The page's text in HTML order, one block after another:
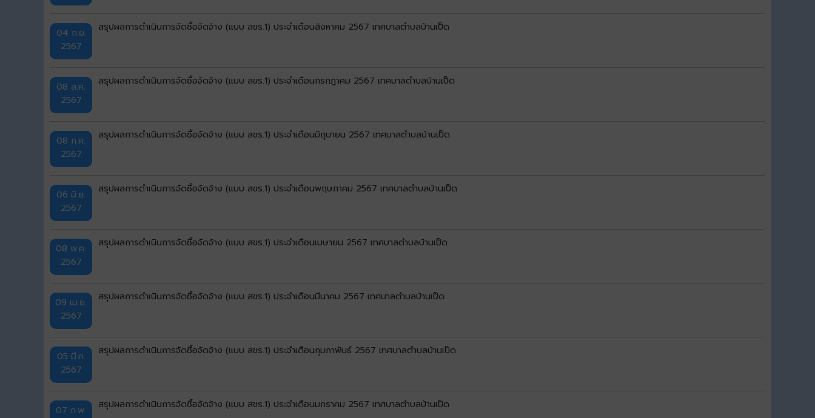
04 ก.ย.
2567
สรุปผลการดำเนินการจัดซื้อจัดจ้าง (แบบ สขร.1) ประจำเดือนสิงหาคม 2567 เทศบาลตำบลบ้านเป็ด
08 ส.ค.
2567
สรุปผลการดำเนินการจัดซื้อจัดจ้าง (แบบ สขร.1) ประจำเดือนกรกฎาคม 2567 เทศบาลตำบลบ้านเป็ด
08 ก.ค.
2567
สรุปผลการดำเนินการจัดซื้อจัดจ้าง (แบบ สขร.1) ประจำเดือนมิถุนายน 2567 เทศบาลตำบลบ้านเป็ด
06 มิ.ย.
2567
สรุปผลการดำเนินการจัดซื้อจัดจ้าง (แบบ สขร.1) ประจำเดือนพฤษภาคม 2567 เทศบาลตำบลบ้านเป็ด
08 พ.ค.
2567
สรุปผลการดำเนินการจัดซื้อจัดจ้าง (แบบ สขร.1) ประจำเดือนเมษายน 2567 เทศบาลตำบลบ้านเป็ด
09 เม.ย.
2567
สรุปผลการดำเนินการจัดซื้อจัดจ้าง (แบบ สขร.1) ประจำเดือนมีนาคม 2567 เทศบาลตำบลบ้านเป็ด
05 มี.ค.
2567
สรุปผลการดำเนินการจัดซื้อจัดจ้าง (แบบ สขร.1) ประจำเดือนกุมภาพันธ์ 2567 เทศบาลตำบลบ้านเป็ด
07 ก.พ.
สรุปผลการดำเนินการจัดซื้อจัดจ้าง (แบบ สขร.1) ประจำเดือนมกราคม 2567 เทศบาลตำบลบ้านเป็ด